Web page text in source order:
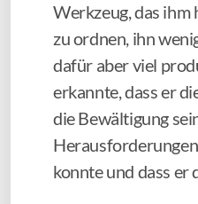
Werkzeug, das ihm
zu ordnen, ihn
dafür aber viel
erkannte, dass er
die Bewältigung
konnte und dass er